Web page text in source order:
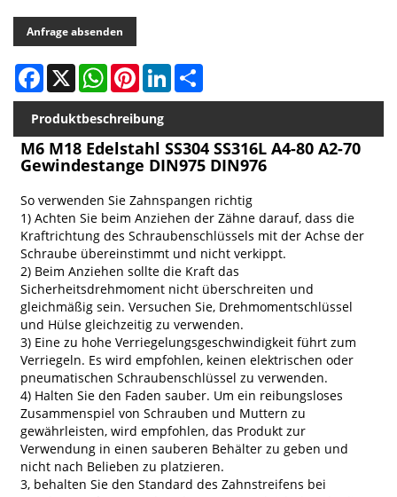
Anfrage absenden
Facebook
X WhatsAppPinterestLinkedIn
Produktbeschreibung
M6 M18 Edelstahl SS304 SS316L A4-80 A2-70
Gewindestange DIN975 DIN976
So verwenden Sie Zahnspangen richtig
1) Achten Sie beim Anziehen der Zähne darauf, dass die
Kraftrichtung des Schraubenschlüssels mit der Achse der
Schraube übereinstimmt und nicht verkippt.
2) Beim Anziehen sollte die Kraft das
Sicherheitsdrehmoment nicht überschreiten und
gleichmäßig sein. Versuchen Sie, Drehmomentschlüssel
und Hülse gleichzeitig zu verwenden.
3) Eine zu hohe Verriegelungsgeschwindigkeit führt zum
Verriegeln. Es wird empfohlen, keinen elektrischen oder
pneumatischen Schraubenschlüssel zu verwenden.
4) Halten Sie den Faden sauber. Um ein reibungsloses
Zusammenspiel von Schrauben und Muttern zu
gewährleisten, wird empfohlen, das Produkt zur
Verwendung in einen sauberen Behälter zu geben und
nicht nach Belieben zu platzieren.
3, behalten Sie den Standard des Zahnstreifens bei